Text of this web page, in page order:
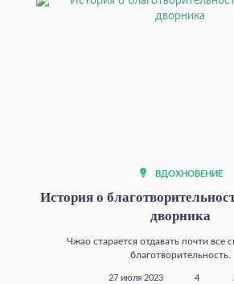
ВДОХНОВЕНИЕ
История о
дворника
Чжао старается отдавать почти все
благотворительность.
27 июля 2023 4